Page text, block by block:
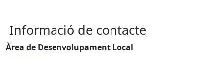
Informació de contacte
Àrea de Desenvolupament Local